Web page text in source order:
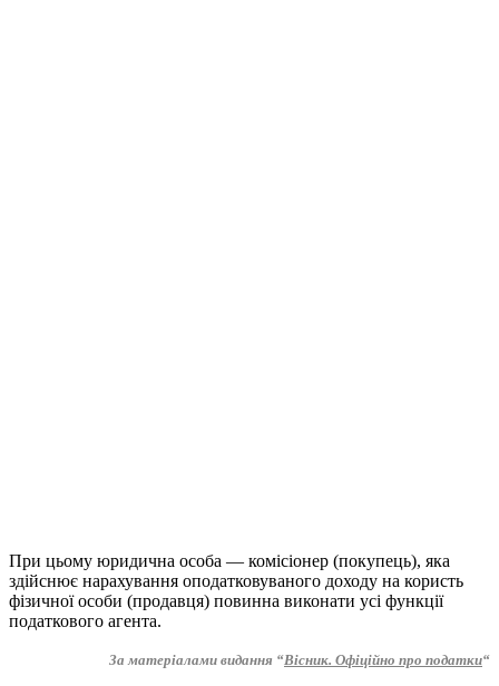
При цьому юридична особа — комісіонер (покупець), яка
здійснює нарахування оподатковуваного доходу на користь
фізичної особи (продавця) повинна виконати усі функції
податкового агента.
За матеріалами видання “Вісник. Офіційно про податки“